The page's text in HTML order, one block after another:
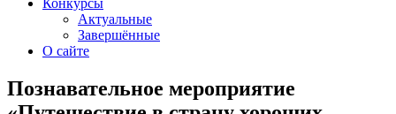
Конкурсы
Актуальные
Завершённые
О сайте
Познавательное мероприятие